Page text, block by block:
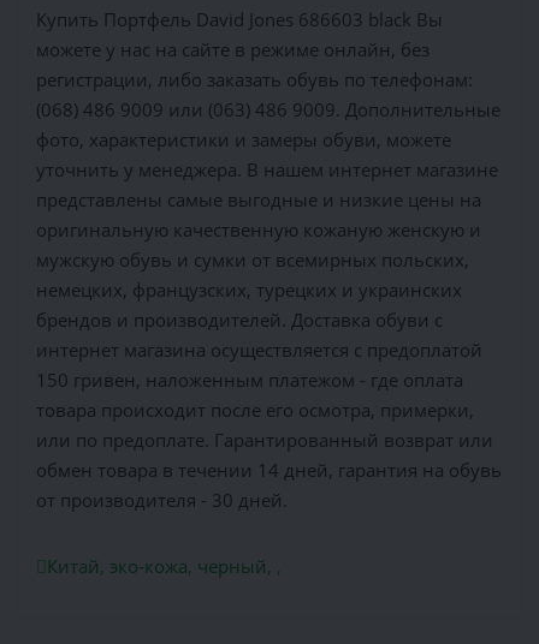
Купить Портфель David Jones 686603 black Вы
можете у нас на сайте в режиме онлайн, без
регистрации, либо заказать обувь по телефонам:
(068) 486 9009 или (063) 486 9009. Дополнительные
фото, характеристики и замеры обуви, можете
уточнить у менеджера. В нашем интернет магазине
представлены самые выгодные и низкие цены на
оригинальную качественную кожаную женскую и
мужскую обувь и сумки от всемирных польских,
немецких, французских, турецких и украинских
брендов и производителей. Доставка обуви с
интернет магазина осуществляется c предоплатой
150 гривен, наложенным платежом - где оплата
товара происходит после его осмотра, примерки,
или по предоплате. Гарантированный возврат или
обмен товара в течении 14 дней, гарантия на обувь
от производителя - 30 дней.
Китай, эко-кожа, черный, ,